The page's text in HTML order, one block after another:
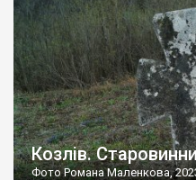
Козлів.
Фото Романа Маленкова,